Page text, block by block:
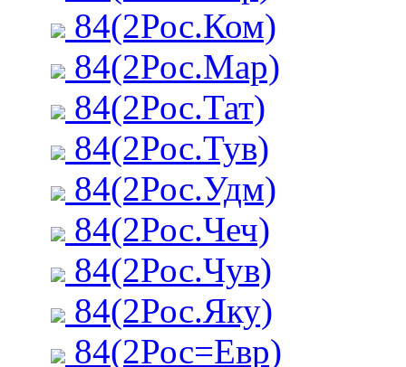
84(2Рос.Ком)
84(2Рос.Мар)
84(2Рос.Тат)
84(2Рос.Тув)
84(2Рос.Удм)
84(2Рос.Чеч)
84(2Рос.Чув)
84(2Рос.Яку)
84(2Рос=Евр)